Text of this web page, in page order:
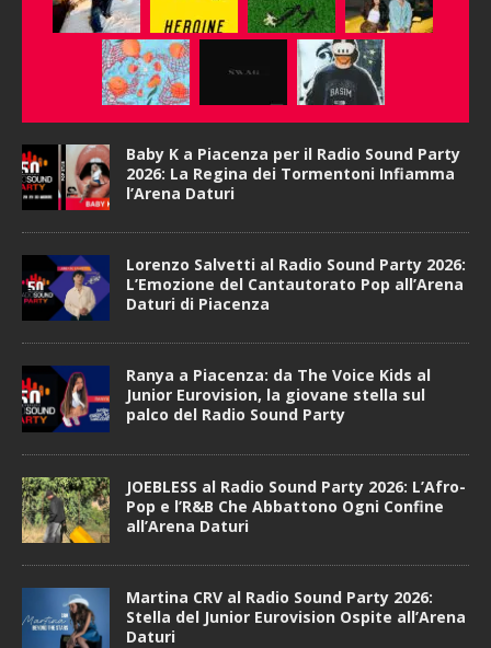
Baby K a Piacenza per il Radio Sound Party
2026: La Regina dei Tormentoni Infiamma
l’Arena Daturi
Lorenzo Salvetti al Radio Sound Party 2026:
L’Emozione del Cantautorato Pop all’Arena
Daturi di Piacenza
Ranya a Piacenza: da The Voice Kids al
Junior Eurovision, la giovane stella sul
palco del Radio Sound Party
JOEBLESS al Radio Sound Party 2026: L’Afro-
Pop e l’R&B Che Abbattono Ogni Confine
all’Arena Daturi
Martina CRV al Radio Sound Party 2026:
Stella del Junior Eurovision Ospite all’Arena
Daturi